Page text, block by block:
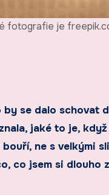
fotografie je
se dalo schovat
jaké to je,
ne s velkými
co jsem si dlouho